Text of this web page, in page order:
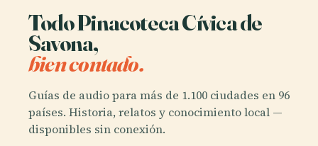
Todo Pinacoteca Cívica de
Savona,
bien contado.
Guías de audio para más de 1.100 ciudades en 96
países. Historia, relatos y conocimiento local —
disponibles sin conexión.